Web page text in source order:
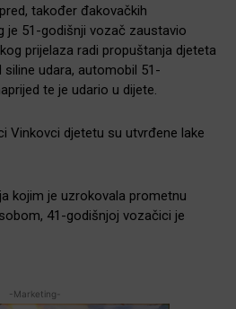
također đakovačkih
je 51-godišnji vozač zaustavio
prijelaza radi propuštanja djeteta
siline udara, automobil 51-
te je udario u dijete.
Vinkovci djetetu su utvrđene lake
kojim je uzrokovala prometnu
41-godišnjoj vozačici je
-Marketing-